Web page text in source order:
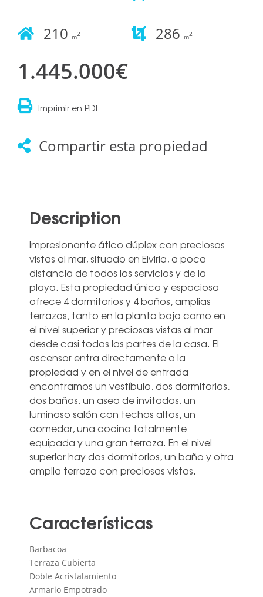
210 m2 286 m2
1.445.000€
Imprimir en PDF
Compartir esta propiedad
Description
Impresionante ático dúplex con preciosas
vistas al mar, situado en Elviria, a poca
distancia de todos los servicios y de la
playa. Esta propiedad única y espaciosa
ofrece 4 dormitorios y 4 baños, amplias
terrazas, tanto en la planta baja como en
el nivel superior y preciosas vistas al mar
desde casi todas las partes de la casa. El
ascensor entra directamente a la
propiedad y en el nivel de entrada
encontramos un vestíbulo, dos dormitorios,
dos baños, un aseo de invitados, un
luminoso salón ‌con ‌techos ‌altos, ‌un
comedor, ‌una cocina ‌totalmente
equipada y una gran ‌terraza. ‌En ‌el nivel
‌superior hay dos ‌dormitorios, un baño ‌y ‌otra
‌amplia ‌terraza ‌con ‌preciosas ‌vistas.
Características
Barbacoa
Terraza Cubierta
Doble Acristalamiento
Armario Empotrado